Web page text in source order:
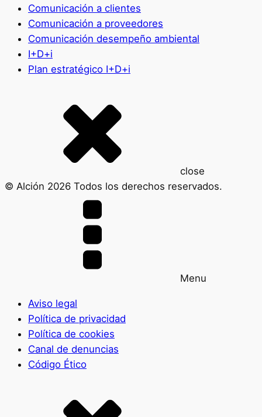
Comunicación a clientes
Comunicación a proveedores
Comunicación desempeño ambiental
I+D+i
Plan estratégico I+D+i
close
© Alción 2026 Todos los derechos reservados.
Menu
Aviso legal
Política de privacidad
Política de cookies
Canal de denuncias
Código Ético